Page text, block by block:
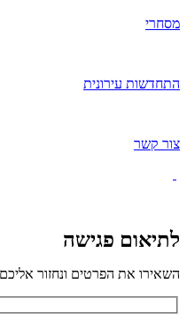
מסחרי
התחדשות עירונית
צור קשר
לתיאום פגישה
השאירו את הפרטים ונחזור